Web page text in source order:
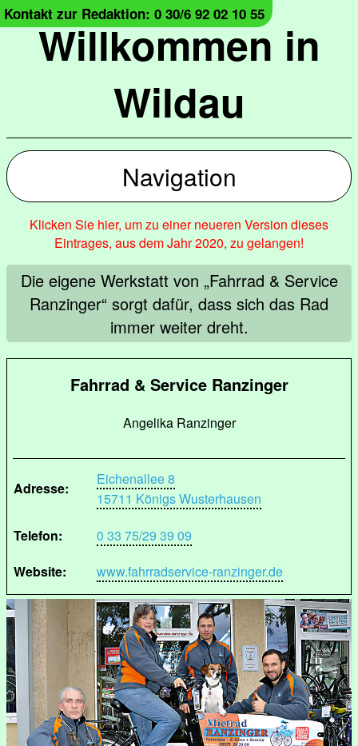
Willkommen in
Wildau
Kontakt zur Redaktion: 0 30/6 92 02 10 55
Navigation
Klicken Sie hier, um zu einer neueren Version dieses
Eintrages, aus dem Jahr 2020, zu gelangen!
Die eigene Werkstatt von „Fahrrad & Service
Ranzinger“ sorgt dafür, dass sich das Rad
immer weiter dreht.
Fahrrad & Service Ranzinger
Angelika Ranzinger
Adresse:
Eichenallee 8
15711 Königs Wusterhausen
Telefon:
0 33 75/29 39 09
Website:
www.fahrradservice-ranzinger.de